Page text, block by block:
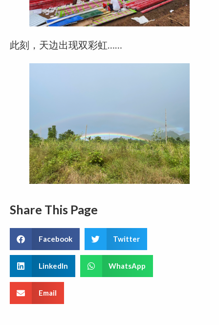
此刻，天边出现双彩虹……
Share This Page
Facebook Twitter
LinkedIn WhatsApp
Email